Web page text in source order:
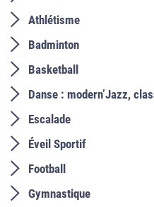
Athlétisme
Badminton
Basketball
Danse : modern’Jazz,
Escalade
Éveil Sportif
Football
Gymnastique